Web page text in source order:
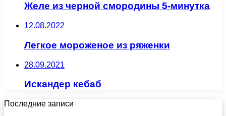
Желе из черной смородины 5-минутка
12.08.2022
Легкое мороженое из ряженки
28.09.2021
Искандер кебаб
Последние записи